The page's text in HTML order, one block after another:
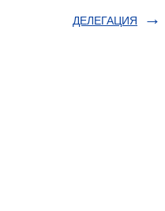
ДЕЛЕГАЦИЯ